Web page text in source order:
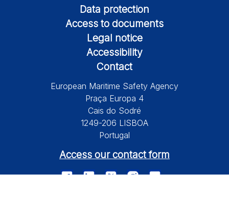
Data protection
Access to documents
Legal notice
Accessibility
Contact
European Maritime Safety Agency
Praça Europa 4
Cais do Sodré
1249-206 LISBOA
Portugal
Access our contact form